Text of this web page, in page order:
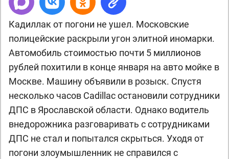
Кадиллак от погони не ушел. Московские
полицейские раскрыли угон элитной иномарки.
Автомобиль стоимостью почти 5 миллионов
рублей похитили в конце января на авто мойке в
Москве. Машину объявили в розыск. Спустя
несколько часов Cadillac остановили сотрудники
ДПС в Ярославской области. Однако водитель
внедорожника разговаривать с сотрудниками
ДПС не стал и попытался скрыться. Уходя от
погони злоумышленник не справился с